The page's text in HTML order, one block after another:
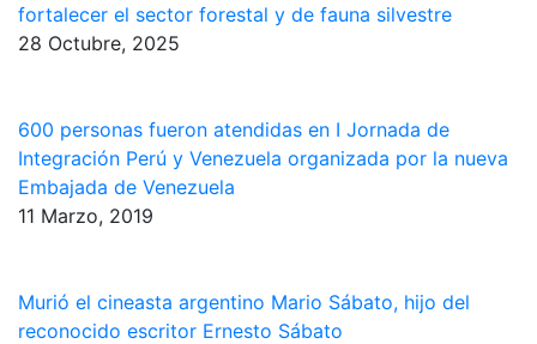
fortalecer el sector forestal y de fauna silvestre
28 Octubre, 2025
600 personas fueron atendidas en I Jornada de
Integración Perú y Venezuela organizada por la nueva
Embajada de Venezuela
11 Marzo, 2019
Murió el cineasta argentino Mario Sábato, hijo del
reconocido escritor Ernesto Sábato